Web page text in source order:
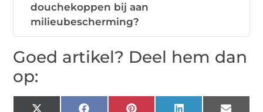
douchekoppen bij aan
milieubescherming?
Goed artikel? Deel hem dan
op: